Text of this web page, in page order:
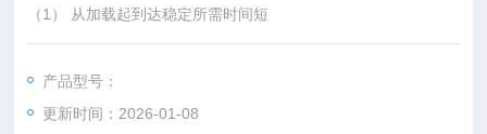
（1） 从加载起到达稳定所需时间短
（2） 从负载移除起到达零点之速度快，无残留
◆ 抗干扰能力（EMS+EMI）：抗幅射、静电、电源输入干扰效
能优于旧有机种
产品型号：
更新时间：2026-01-08